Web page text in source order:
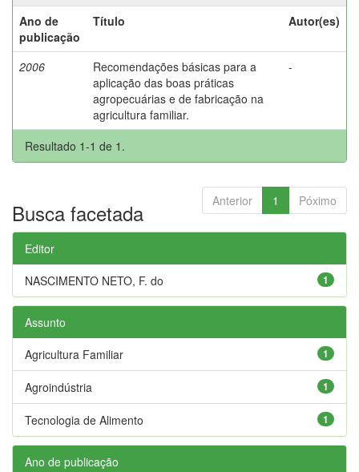
Ano de
publicação
Título Autor(es)
2006
Recomendações básicas para a
aplicação das boas práticas
agropecuárias e de fabricação na
agricultura familiar.
-
Resultado 1-1 de 1.
Anterior 1 Póximo
Busca facetada
Editor
1
NASCIMENTO NETO, F. do
Assunto
1
Agricultura Familiar
1
Agroindústria
1
Tecnologia de Alimento
Ano de publicação